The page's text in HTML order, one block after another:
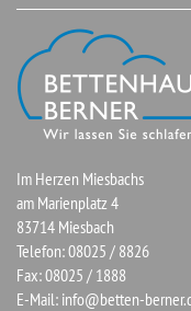
Im Herzen Miesbachs
am Marienplatz 4
83714 Miesbach
Telefon: 08025 / 8826
Fax: 08025 / 1888
E-Mail: info@betten-